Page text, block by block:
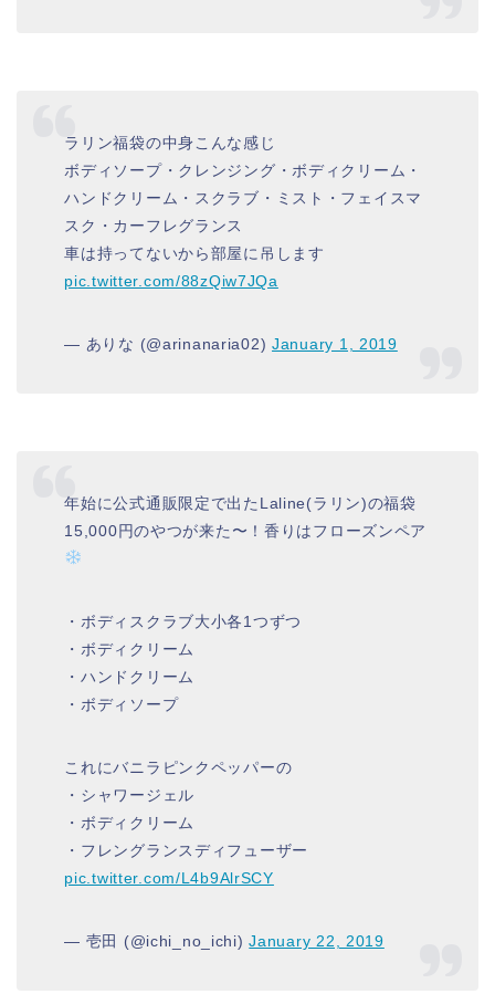
ラリン福袋の中身こんな感じ
ボディソープ・クレンジング・ボディクリーム・
ハンドクリーム・スクラブ・ミスト・フェイスマ
スク・カーフレグランス
車は持ってないから部屋に吊します
pic.twitter.com/88zQiw7JQa
— ありな (@arinanaria02)January 1, 2019
年始に公式通販限定で出たLaline(ラリン)の福袋
15,000円のやつが来た〜！香りはフローズンペア
・ボディスクラブ大小各1つずつ
・ボディクリーム
・ハンドクリーム
・ボディソープ
これにバニラピンクペッパーの
・シャワージェル
・ボディクリーム
・フレングランスディフューザー
pic.twitter.com/L4b9AlrSCY
— 壱田 (@ichi_no_ichi)January 22, 2019